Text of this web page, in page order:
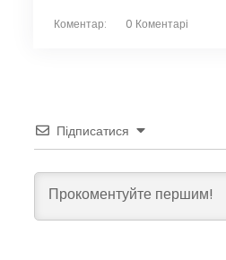
Коментар: 0 Коментарі
Підписатися